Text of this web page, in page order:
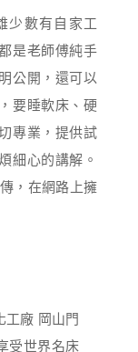
少數有自家工
是老師傅純手
公開，還可以
要睡軟床、硬
專業，提供試
細心的講解。
，在網路上擁